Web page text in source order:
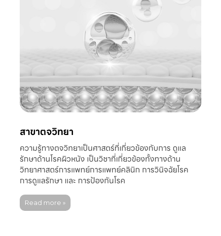
สาขาตจวิทยา
ความรู้ทางตจวิทยาเป็นศาสตร์ที่เกี่ยวข้องกับการ ดูแล
รักษาด้านโรคผิวหนัง เป็นวิชาที่เกี่ยวข้องทั้งทางด้าน
วิทยาศาสตร์การแพทย์การแพทย์คลินิก การวินิจฉัยโรค
การดูแลรักษา และ การป้องกันโรค
Read more »